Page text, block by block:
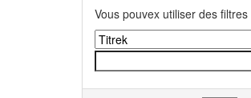
Vous pouvex utiliser des